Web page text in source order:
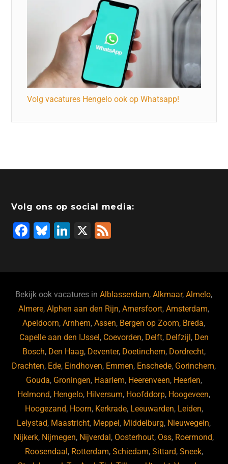
Volg vacatures Hengelo ook op Whatsapp!
Volg ons op social media:
F
b
o
o
k
Bl
ky
Li
dI
n
X
Bekijk ook vacatures inAlblasserdam,Alkmaar,Almelo,
Almere,Alphen aan den Rijn,Amersfoort,Amsterdam,
Apeldoorn,Arnhem,Assen, Bergen op Zoom, Breda,
Capelle aan den IJssel, Coevorden, Delft, Delfzijl, Den
Bosch, Den Haag, Deventer, Doetinchem, Dordrecht,
Drachten, Ede, Eindhoven, Emmen, Enschede, Gorinchem,
Gouda, Groningen, Haarlem, Heerenveen, Heerlen,
Helmond, Hengelo, Hilversum, Hoofddorp, Hoogeveen,
Hoogezand, Hoorn, Kerkrade, Leeuwarden, Leiden,
Lelystad, Maastricht, Meppel, Middelburg, Nieuwegein,
Nijkerk, Nijmegen, Nijverdal, Oosterhout, Oss, Roermond,
Roosendaal, Rotterdam, Schiedam, Sittard, Sneek,